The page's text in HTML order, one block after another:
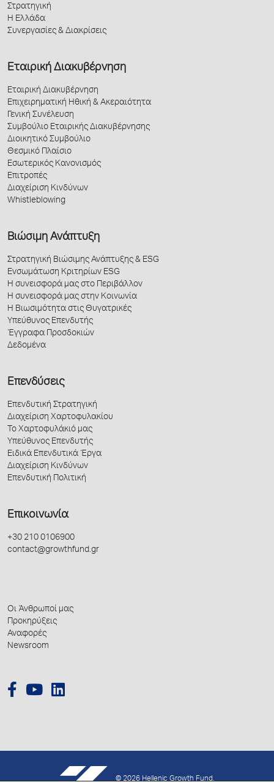
Στρατηγική
Η Ελλάδα
Συνεργασίες & Διακρίσεις
Εταιρική Διακυβέρνηση
Εταιρική Διακυβέρνηση
Επιχειρηματική Ηθική & Ακεραιότητα
Γενική Συνέλευση
Συμβούλιο Εταιρικής Διακυβέρνησης
Διοικητικό Συμβούλιο
Θεσμικό Πλαίσιο
Εσωτερικός Κανονισμός
Επιτροπές
Διαχείριση Κινδύνων
Whistleblowing
Βιώσιμη Ανάπτυξη
Στρατηγική Βιώσιμης Ανάπτυξης & ESG
Ενσωμάτωση Κριτηρίων ESG
Η συνεισφορά μας στο Περιβάλλον
Η συνεισφορά μας στην Κοινωνία
Η Βιωσιμότητα στις Θυγατρικές
Υπεύθυνος Επενδυτής
Έγγραφα Προσδοκιών
Δεδομένα
Επενδύσεις
Επενδυτική Στρατηγική
Διαχείριση Χαρτοφυλακίου
Το Χαρτοφυλάκιό μας
Υπεύθυνος Επενδυτής
Ειδικά Επενδυτικά Έργα
Διαχείριση Κινδύνων
Επενδυτική Πολιτική
Επικοινωνία
+30 210 0106900
contact@growthfund.gr
Οι Άνθρωποί μας
Προκηρύξεις
Αναφορές
Newsroom
© 2026 Hellenic Growth Fund.